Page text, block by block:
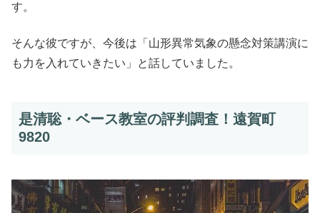
す。
そんな彼ですが、今後は「山形異常気象の懸念対策講演に
も力を入れていきたい」と話していました。
是清聡・ベース教室の評判調査！遠賀町
9820